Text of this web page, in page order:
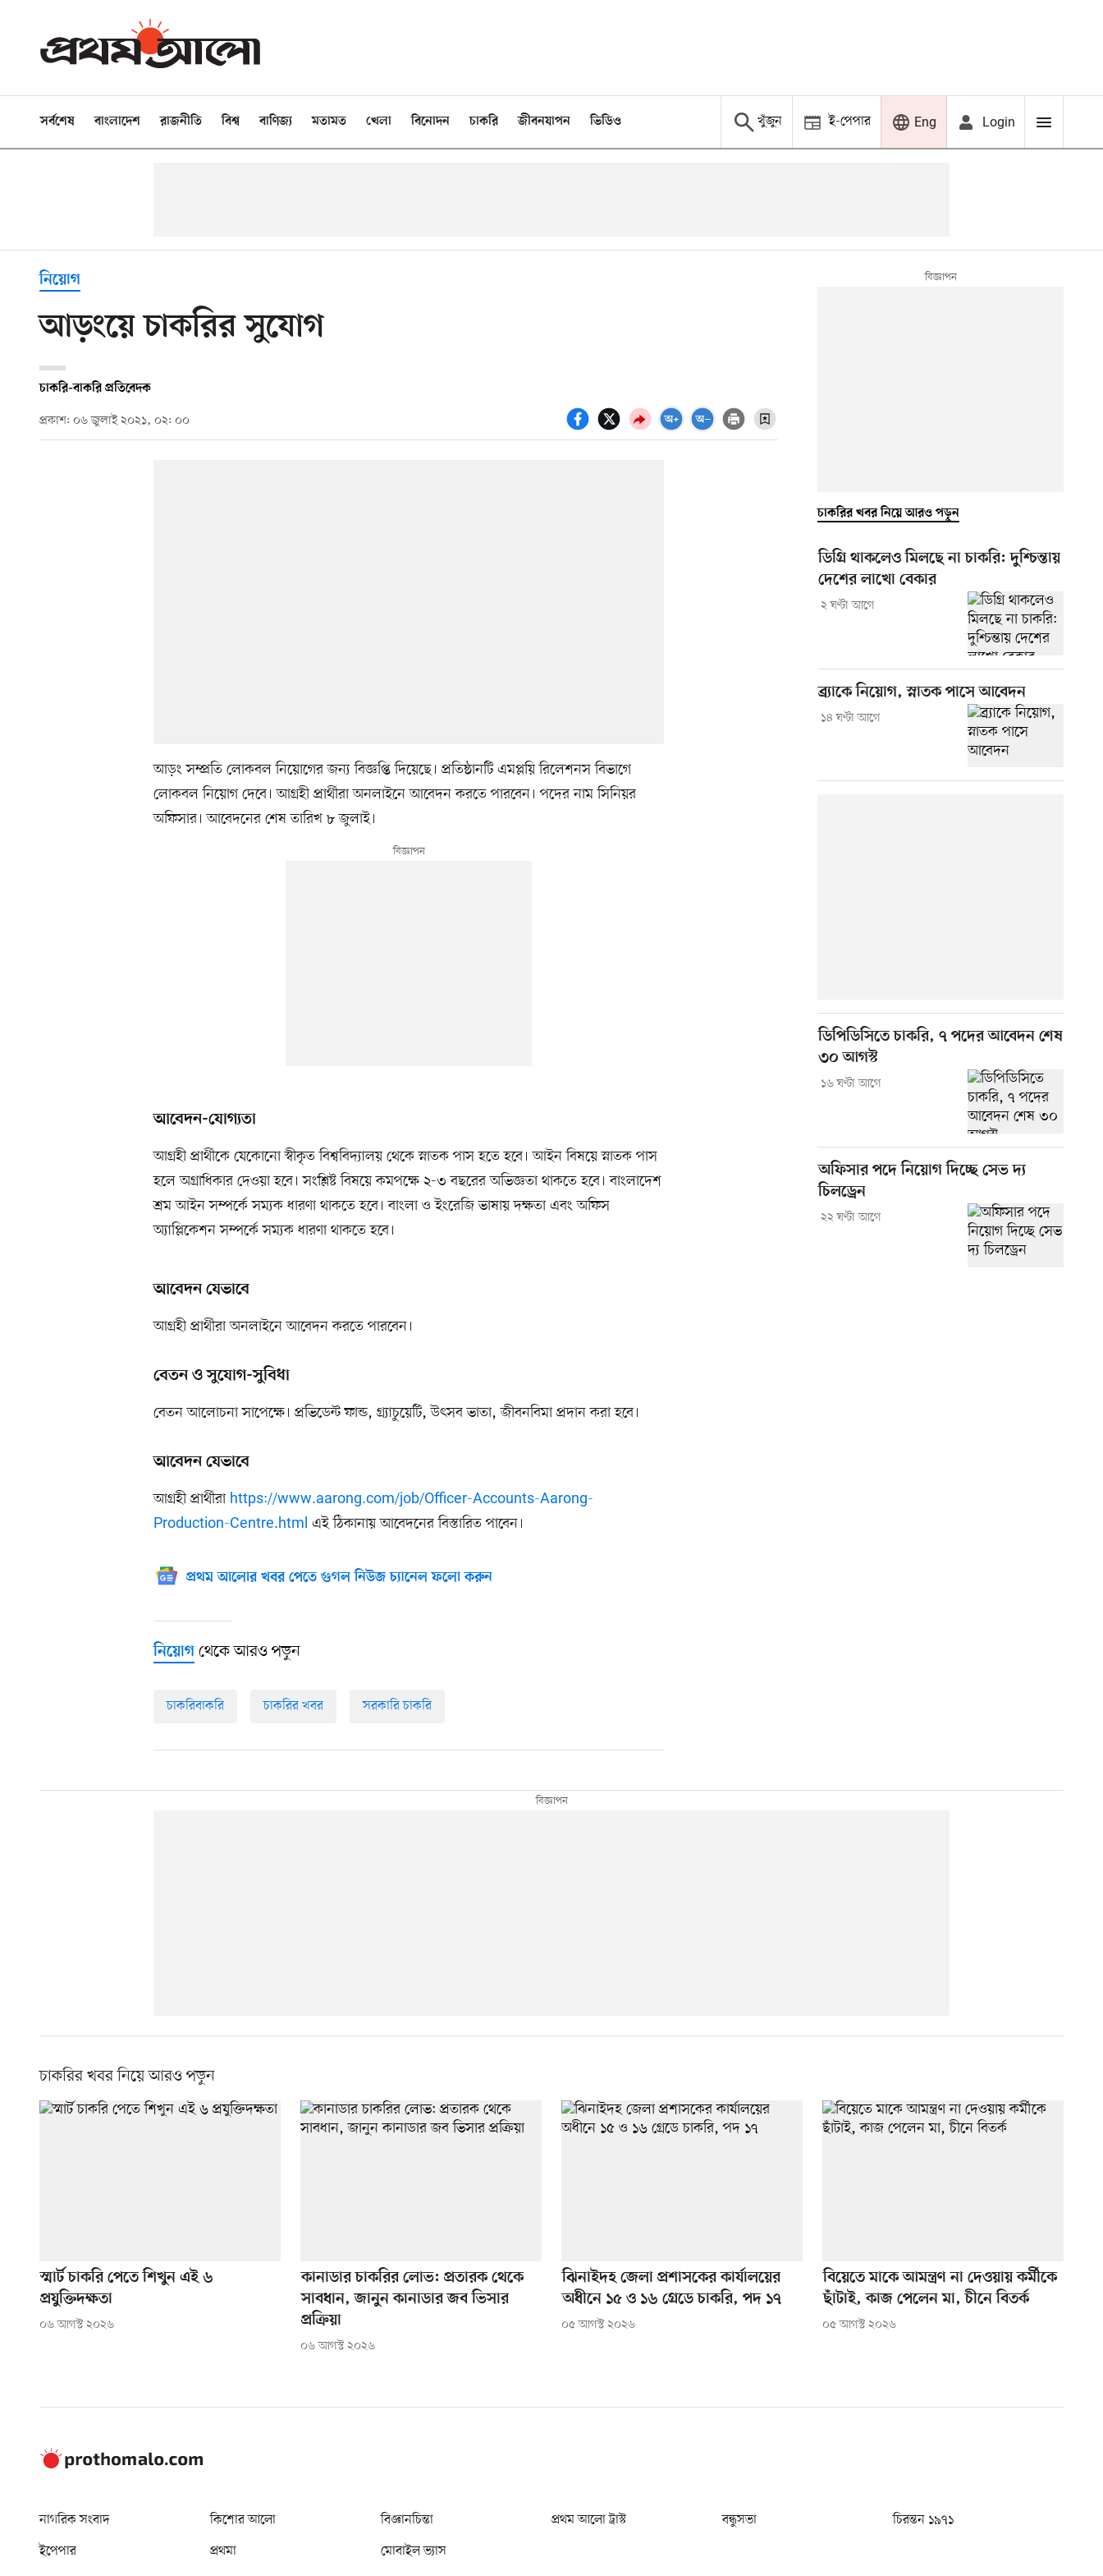
সর্বশেষ বাংলাদেশ রাজনীতি বিশ্ব বাণিজ্য মতামত খেলা বিনোদন চাকরি জীবনযাপন ভিডিও খুঁজুন ই-পেপার Eng Login
নিয়োগ
আড়ংয়ে চাকরির সুযোগ
চাকরি-বাকরি প্রতিবেদক
প্রকাশ: ০৬ জুলাই ২০২১, ০২: ০০
আড়ং সম্প্রতি লোকবল নিয়োগের জন্য বিজ্ঞপ্তি দিয়েছে। প্রতিষ্ঠানটি এমপ্লয়ি রিলেশনস বিভাগে
লোকবল নিয়োগ দেবে। আগ্রহী প্রার্থীরা অনলাইনে আবেদন করতে পারবেন। পদের নাম সিনিয়র
অফিসার। আবেদনের শেষ তারিখ ৮ জুলাই।
আবেদন-যোগ্যতা
আগ্রহী প্রার্থীকে যেকোনো স্বীকৃত বিশ্ববিদ্যালয় থেকে স্নাতক পাস হতে হবে। আইন বিষয়ে স্নাতক পাস
হলে অগ্রাধিকার দেওয়া হবে। সংশ্লিষ্ট বিষয়ে কমপক্ষে ২-৩ বছরের অভিজ্ঞতা থাকতে হবে। বাংলাদেশ
শ্রম আইন সম্পর্কে সম্যক ধারণা থাকতে হবে। বাংলা ও ইংরেজি ভাষায় দক্ষতা এবং অফিস
অ্যাপ্লিকেশন সম্পর্কে সম্যক ধারণা থাকতে হবে।
আবেদন যেভাবে
আগ্রহী প্রার্থীরা অনলাইনে আবেদন করতে পারবেন।
বেতন ও সুযোগ-সুবিধা
বেতন আলোচনা সাপেক্ষে। প্রভিডেন্ট ফান্ড, গ্র্যাচুয়েটি, উৎসব ভাতা, জীবনবিমা প্রদান করা হবে।
আবেদন যেভাবে
আগ্রহী প্রার্থীরা https://www.aarong.com/job/Officer-Accounts-Aarong-
Production-Centre.html এই ঠিকানায় আবেদনের বিস্তারিত পাবেন।
প্রথম আলোর খবর পেতে গুগল নিউজ চ্যানেল ফলো করুন
নিয়োগ থেকে আরও পড়ুন
চাকরিবাকরি চাকরির খবর সরকারি চাকরি
চাকরির খবর নিয়ে আরও পড়ুন
ডিগ্রি থাকলেও মিলছে না চাকরি: দুশ্চিন্তায়
দেশের লাখো বেকার
২ ঘণ্টা আগে
ব্র্যাকে নিয়োগ, স্নাতক পাসে আবেদন
১৪ ঘণ্টা আগে
ডিপিডিসিতে চাকরি, ৭ পদের আবেদন শেষ
৩০ আগস্ট
১৬ ঘণ্টা আগে
অফিসার পদে নিয়োগ দিচ্ছে সেভ দ্য
চিলড্রেন
২২ ঘণ্টা আগে
চাকরির খবর নিয়ে আরও পড়ুন
স্মার্ট চাকরি পেতে শিখুন এই ৬
প্রযুক্তিদক্ষতা
০৬ আগস্ট ২০২৬
কানাডার চাকরির লোভ: প্রতারক থেকে
সাবধান, জানুন কানাডার জব ভিসার
প্রক্রিয়া
০৬ আগস্ট ২০২৬
ঝিনাইদহ জেলা প্রশাসকের কার্যালয়ের
অধীনে ১৫ ও ১৬ গ্রেডে চাকরি, পদ ১৭
০৫ আগস্ট ২০২৬
বিয়েতে মাকে আমন্ত্রণ না দেওয়ায় কর্মীকে
ছাঁটাই, কাজ পেলেন মা, চীনে বিতর্ক
০৫ আগস্ট ২০২৬
নাগরিক সংবাদ কিশোর আলো বিজ্ঞানচিন্তা প্রথম আলো ট্রাস্ট বন্ধুসভা
চিরন্তন ১৯৭১
ইপেপার
প্রথমা মোবাইল ভ্যাস